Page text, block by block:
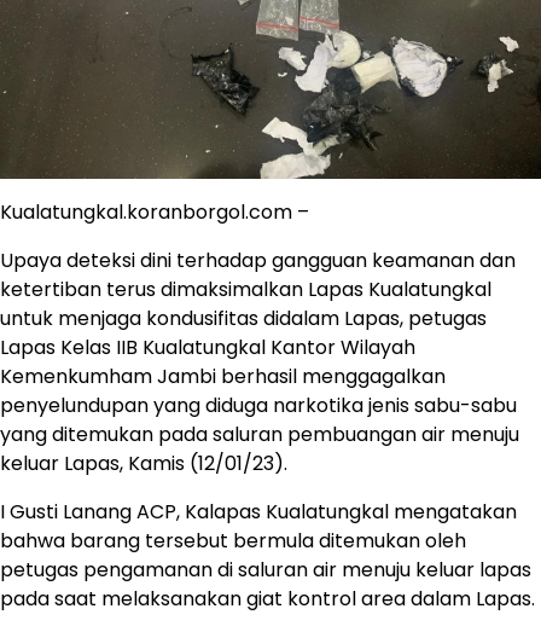
Kualatungkal.koranborgol.com –
Upaya deteksi dini terhadap gangguan keamanan dan
ketertiban terus dimaksimalkan Lapas Kualatungkal
untuk menjaga kondusifitas didalam Lapas, petugas
Lapas Kelas IIB Kualatungkal Kantor Wilayah
Kemenkumham Jambi berhasil menggagalkan
penyelundupan yang diduga narkotika jenis sabu-sabu
yang ditemukan pada saluran pembuangan air menuju
keluar Lapas, Kamis (12/01/23).
I Gusti Lanang ACP, Kalapas Kualatungkal mengatakan
bahwa barang tersebut bermula ditemukan oleh
petugas pengamanan di saluran air menuju keluar lapas
pada saat melaksanakan giat kontrol area dalam Lapas.